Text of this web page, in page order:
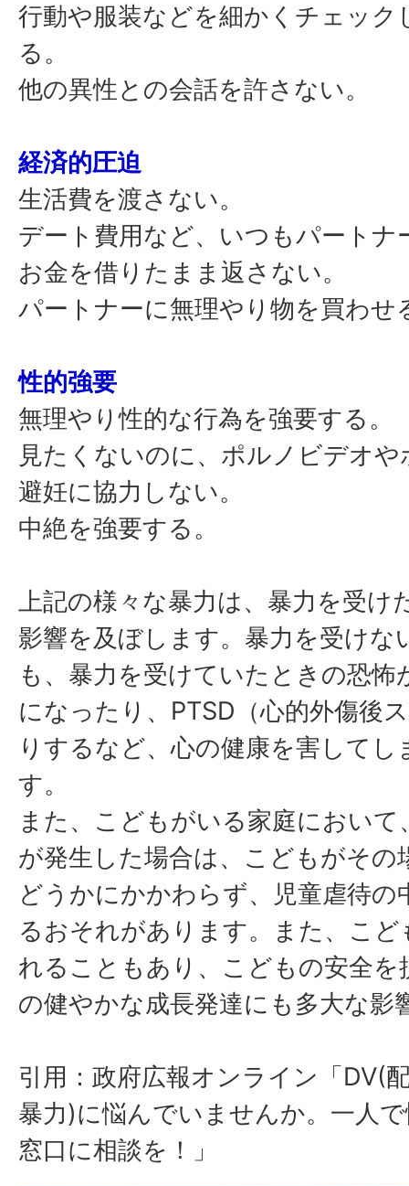
行動や服装などを細かくチェック
る。
他の異性との会話を許さない。
経済的圧迫
生活費を渡さない。
デート費用など、いつもパートナ
お金を借りたまま返さない。
パートナーに無理やり物を買わせ
性的強要
無理やり性的な行為を強要する。
見たくないのに、ポルノビデオ
避妊に協力しない。
中絶を強要する。
上記の様々な暴力は、暴力を受け
影響を及ぼします。暴力を受けな
も、暴力を受けていたときの恐怖
になったり、PTSD（心的外傷後
りするなど、心の健康を害して
す。
また、こどもがいる家庭において
が発生した場合は、こどもがその
どうかにかかわらず、児童虐待の
るおそれがあります。また、こ
れることもあり、こどもの安全
の健やかな成長発達にも多大な影
引用：政府広報オンライン「DV(
暴力)に悩んでいませんか。一人
窓口に相談を！」